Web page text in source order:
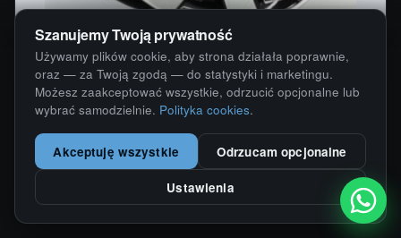
TOYOTA COROLLA AURIS RAV4 17" 5X114,3 FELGI
ALUMINIOWE TERGAN 403001967R
2 299,99 zł / komplet
− +
Szanujemy Twoją prywatność
Używamy plików cookie, aby strona działała poprawnie,
oraz — za Twoją zgodą — do statystyki i marketingu.
Możesz zaakceptować wszystkie, odrzucić opcjonalne lub
wybrać samodzielnie. Polityka cookies.
Akceptuję wszystkie Odrzucam opcjonalne
Ustawienia